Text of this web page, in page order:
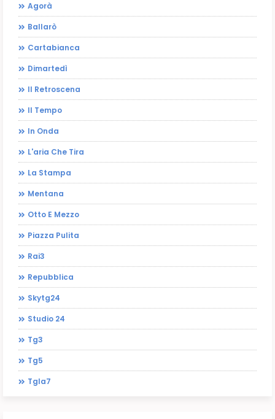
Agorà
Ballarò
Cartabianca
Dimartedì
Il Retroscena
Il Tempo
In Onda
L'aria Che Tira
La Stampa
Mentana
Otto E Mezzo
Piazza Pulita
Rai3
Repubblica
Skytg24
Studio 24
Tg3
Tg5
Tgla7